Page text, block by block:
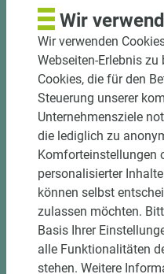
halbautomatische
Materialschonende
Verpackung der
Jetzt
Wir
Wir verwenden
Webseiten-Erlebnis
Cookies, die für den
Steuerung unserer
Unternehmensziele
die lediglich zu
Komforteinstellungen
personalisierter
können selbst
zulassen möchten.
Basis Ihrer
alle Funktionalitäten
stehen. Weitere